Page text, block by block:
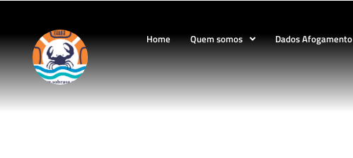
Home Quem somos Dados Afogamento